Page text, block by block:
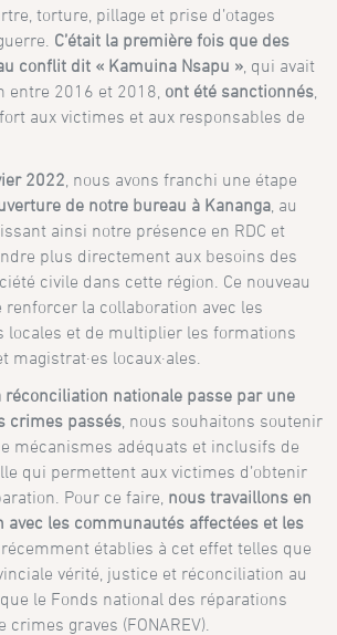
torture, pillage et prise d’otages
C’était la première fois que des
conflit dit « Kamuina Nsapu » , qui avait
entre 2016 et 2018, ont été sanctionnés
aux victimes et aux responsables de
2022 , nous avons franchi une étape
de notre bureau à Kananga , au
ainsi notre présence en RDC et
plus directement aux besoins des
civile dans cette région. Ce nouveau
la collaboration avec les
locales et de multiplier les formations
magistrat·es locaux·ales.
réconciliation nationale passe par une
crimes passés , nous souhaitons soutenir
mécanismes adéquats et inclusifs de
qui permettent aux victimes d’obtenir
Pour ce faire, nous travaillons en
avec les communautés affectées et les
récemment établies à cet effet telles que
vérité, justice et réconciliation au
le Fonds national des réparations
graves (FONAREV).